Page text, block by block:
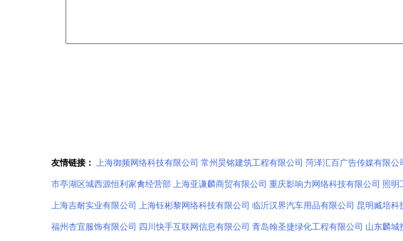
友情链接： 上海御频网络科技有限公司 常州昊铭建筑工程有限公司 菏泽汇百广告传媒有限公
市亭湖区城西源恒利家禽经营部 上海亚谦麟商贸有限公司 重庆影响力网络科技有限公司 照明
上海吉耐实业有限公司 上海钰彬黎网络科技有限公司 临沂汉界汽车用品有限公司 昆明臧培科
福州杏宜服饰有限公司 四川快手互联网信息有限公司 青岛翰圣捷绿化工程有限公司 山东麟城